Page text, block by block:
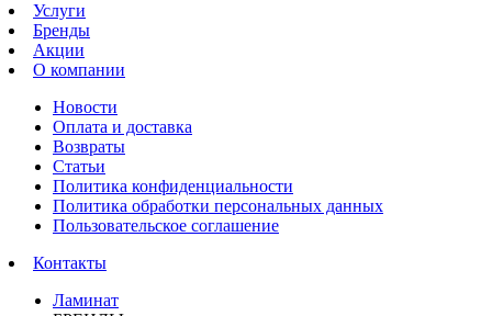
Услуги
Бренды
Акции
О компании
Новости
Оплата и доставка
Возвраты
Статьи
Политика конфиденциальности
Политика обработки персональных данных
Пользовательское соглашение
Контакты
Ламинат